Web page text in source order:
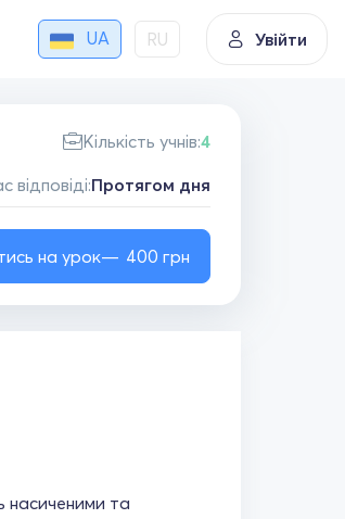
UA RU Увійти
Кількість учнів:4
відповіді:Протягом дня
на урок 400 грн
насиченими та